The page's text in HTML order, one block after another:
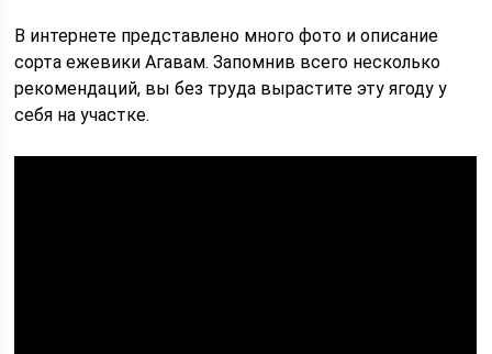
В интернете представлено много фото и описание
сорта ежевики Агавам. Запомнив всего несколько
рекомендаций, вы без труда вырастите эту ягоду у
себя на участке.